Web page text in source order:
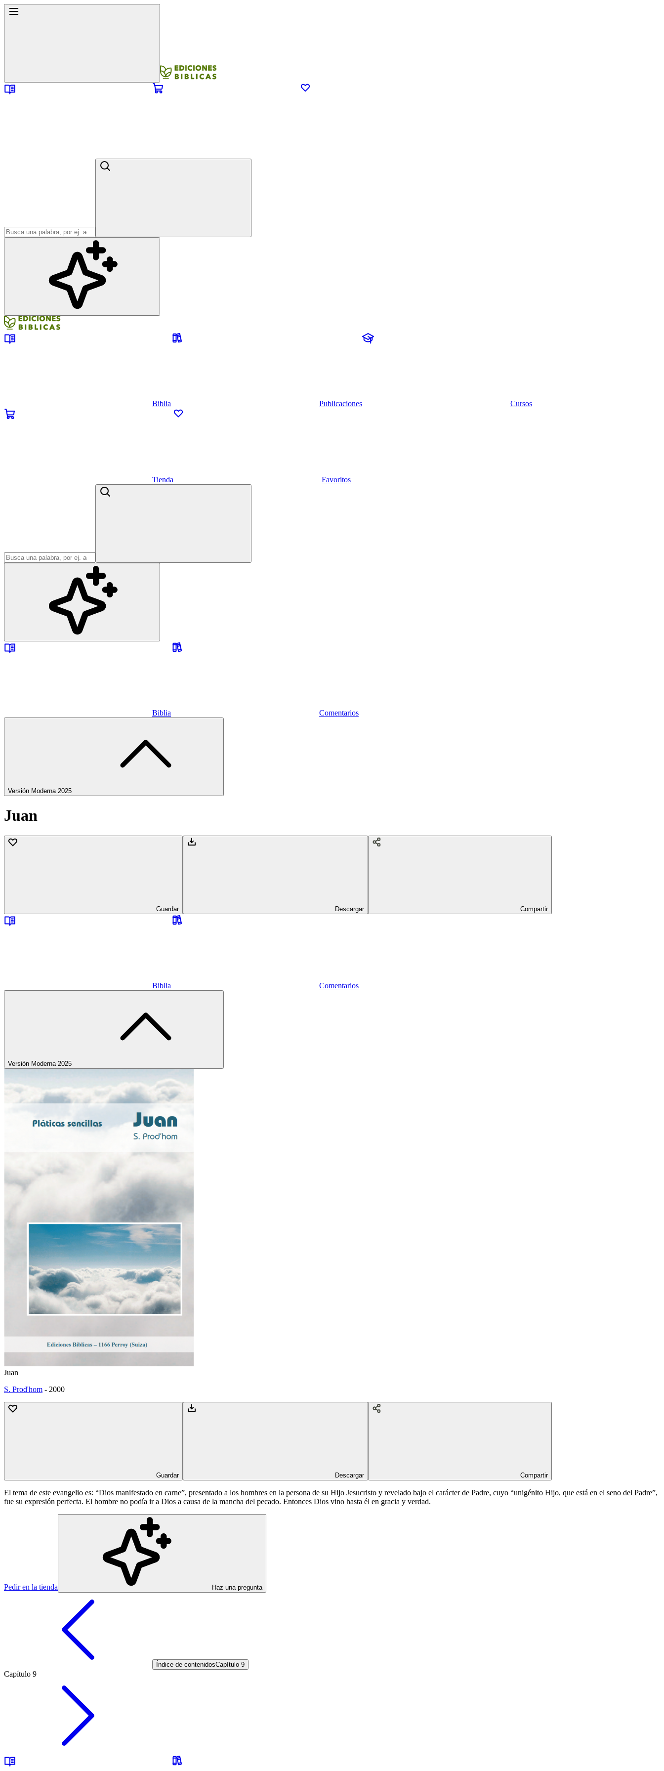
Biblia Publicaciones Cursos
Tienda Favoritos
Biblia Comentarios
Versión Moderna 2025
Juan
Guardar Descargar Compartir
Biblia Comentarios
Versión Moderna 2025
Juan
S. Prod'hom - 2000
Guardar Descargar Compartir
El tema de este evangelio es: “Dios manifestado en carne”, presentado a los hombres en la persona de su Hijo Jesucristo y revelado bajo el carácter de Padre, cuyo “unigénito Hijo, que está en el seno del Padre”,
fue su expresión perfecta. El hombre no podía ir a Dios a causa de la mancha del pecado. Entonces Dios vino hasta él en gracia y verdad.
Pedir en la tienda Haz una pregunta
Índice de contenidosCapítulo 9
Capítulo 9